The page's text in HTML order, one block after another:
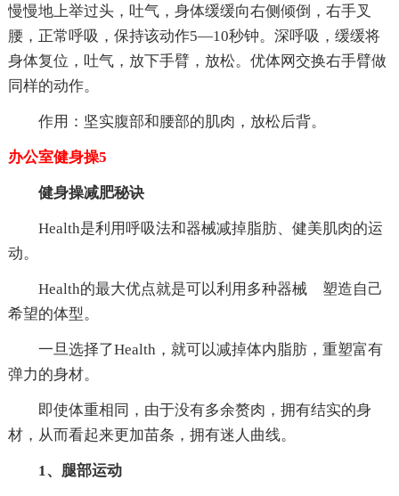
慢慢地上举过头，吐气，身体缓缓向右侧倾倒，右手叉
腰，正常呼吸，保持该动作5—10秒钟。深呼吸，缓缓将
身体复位，吐气，放下手臂，放松。优体网交换右手臂做
同样的动作。
作用：坚实腹部和腰部的肌肉，放松后背。
办公室健身操5
健身操减肥秘诀
Health是利用呼吸法和器械减掉脂肪、健美肌肉的运
动。
Health的最大优点就是可以利用多种器械 塑造自己
希望的体型。
一旦选择了Health，就可以减掉体内脂肪，重塑富有
弹力的身材。
即使体重相同，由于没有多余赘肉，拥有结实的身
材，从而看起来更加苗条，拥有迷人曲线。
1、腿部运动